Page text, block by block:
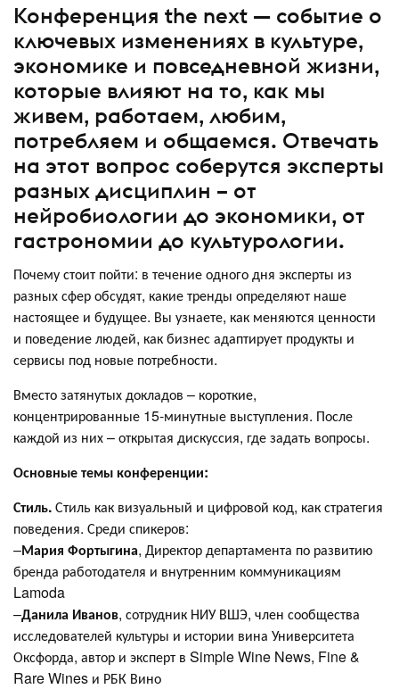
Конференция the next — событие о
ключевых изменениях в культуре,
экономике и повседневной жизни,
которые влияют на то, как мы
живем, работаем, любим,
потребляем и общаемся. Отвечать
на этот вопрос соберутся эксперты
разных дисциплин – от
нейробиологии до экономики, от
гастрономии до культурологии.
Почему стоит пойти: в течение одного дня эксперты из
разных сфер обсудят, какие тренды определяют наше
настоящее и будущее. Вы узнаете, как меняются ценности
и поведение людей, как бизнес адаптирует продукты и
сервисы под новые потребности.
Вместо затянутых докладов – короткие,
концентрированные 15-минутные выступления. После
каждой из них – открытая дискуссия, где задать вопросы.
Основные темы конференции:
Стиль.Стиль как визуальный и цифровой код, как стратегия
поведения. Среди спикеров:
–Мария Фортыгина, Директор департамента по развитию
бренда работодателя и внутренним коммуникациям
Lamoda
–Данила Иванов, сотрудник НИУ ВШЭ, член сообщества
исследователей культуры и истории вина Университета
Оксфорда, автор и эксперт в Simple Wine News, Fine &
Rare Wines и РБК Вино